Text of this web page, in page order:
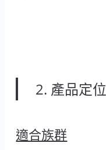
2. 產品定
適合族群